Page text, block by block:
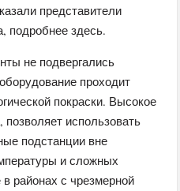
представители
подробнее здесь.
не подвергались
проходит
покраски. Высокое
позволяет использовать
подстанции вне
и сложных
районах с чрезмерной